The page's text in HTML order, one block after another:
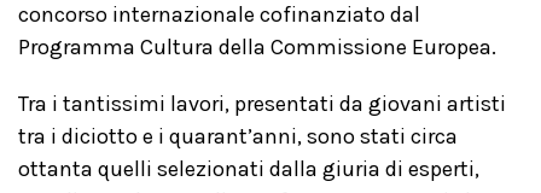
concorso internazionale cofinanziato dal
Programma Cultura della Commissione Europea.
Tra i tantissimi lavori, presentati da giovani artisti
tra i diciotto e i quarant’anni, sono stati circa
ottanta quelli selezionati dalla giuria di esperti,